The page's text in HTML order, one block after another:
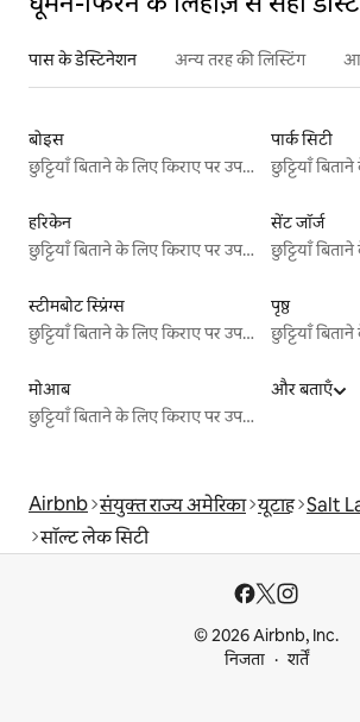
पास के डेस्टिनेशन अन्य तरह की लिस्टिंग
बोइस
छुट्टियाँ बिताने के लिए किराए पर उपलब्ध जगहें
पार्क सिटी
हरिकेन
छुट्टियाँ बिताने के लिए किराए पर उपलब्ध जगहें
सेंट जॉर्ज
स्टीमबोट स्प्रिंग्स
छुट्टियाँ बिताने के लिए किराए पर उपलब्ध जगहें
पृष्ठ
मोआब
छुट्टियाँ बिताने के लिए किराए पर उपलब्ध जगहें
और बताएँ
Airbnb संयुक्त राज्य अमेरिका यूटाह Salt
सॉल्ट लेक सिटी
© 2026 Airbnb, Inc.
निजता
शर्तें